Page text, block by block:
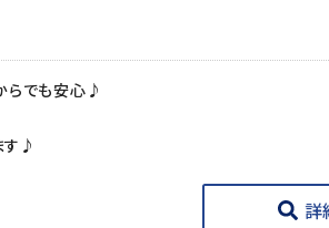
らでも安心♪
す♪
詳